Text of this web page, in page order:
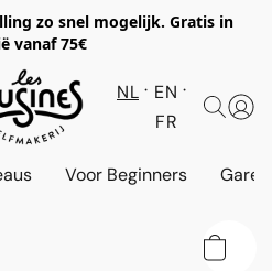
zo snel mogelijk. Gratis in
vanaf 75€
NL
EN
FR
Voor Beginners